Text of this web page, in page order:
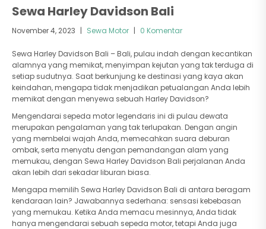
Sewa Harley Davidson Bali
November 4, 2023 | Sewa Motor | 0 Komentar
Sewa Harley Davidson Bali – Bali, pulau indah dengan kecantikan
alamnya yang memikat, menyimpan kejutan yang tak terduga di
setiap sudutnya. Saat berkunjung ke destinasi yang kaya akan
keindahan, mengapa tidak menjadikan petualangan Anda lebih
memikat dengan menyewa sebuah Harley Davidson?
Mengendarai sepeda motor legendaris ini di pulau dewata
merupakan pengalaman yang tak terlupakan. Dengan angin
yang membelai wajah Anda, memecahkan suara deburan
ombak, serta menyatu dengan pemandangan alam yang
memukau, dengan Sewa Harley Davidson Bali perjalanan Anda
akan lebih dari sekadar liburan biasa.
Mengapa memilih Sewa Harley Davidson Bali di antara beragam
kendaraan lain? Jawabannya sederhana: sensasi kebebasan
yang memukau. Ketika Anda memacu mesinnya, Anda tidak
hanya mengendarai sebuah sepeda motor, tetapi Anda juga